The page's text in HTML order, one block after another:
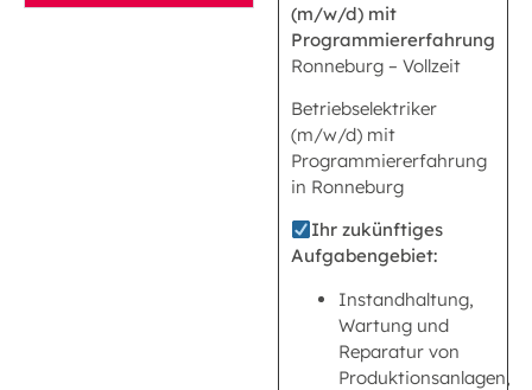
(m/w/d) mit
Programmiererfahrung
Ronneburg – Vollzeit
Betriebselektriker
(m/w/d) mit
Programmiererfahrung
in Ronneburg
Ihr zukünftiges
Aufgabengebiet:
Instandhaltung,
Wartung und
Reparatur von
Produktionsanlagen,